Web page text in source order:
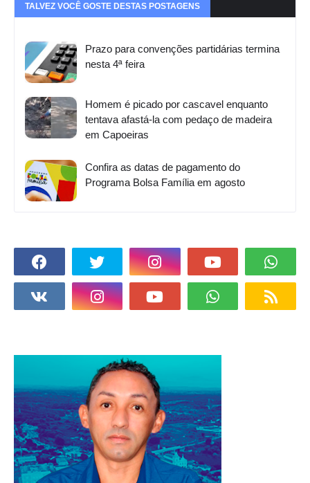
TALVEZ VOCÊ GOSTE DESTAS POSTAGENS
Prazo para convenções partidárias termina
nesta 4ª feira
Homem é picado por cascavel enquanto
tentava afastá-la com pedaço de madeira
em Capoeiras
Confira as datas de pagamento do
Programa Bolsa Família em agosto